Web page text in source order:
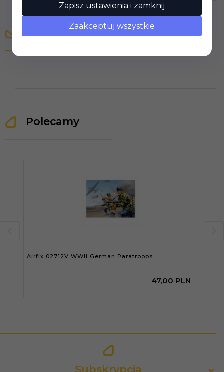
Opinie Klientów
Polecamy
Airfix 02712V WWII German Paratroops
47,00 PLN
Subskrypcja
Zapisz ustawienia i zamknij
Zaakceptuj wszystkie